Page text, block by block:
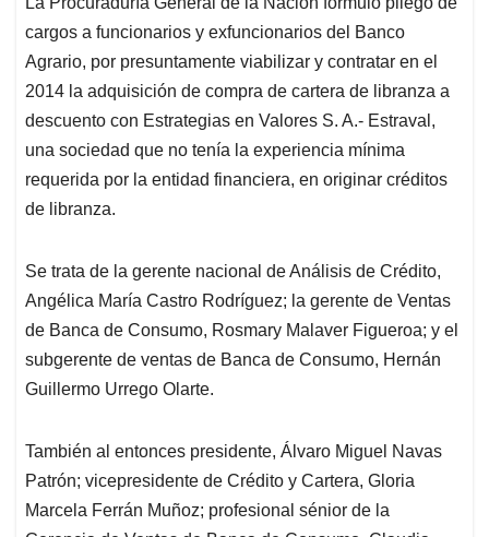
s
A
p
p
b
o
o
k
e
d
I
n
l
a
d
s
cargos a funcionarios y exfuncionarios del Banco
Agrario, por presuntamente viabilizar y contratar en el
2014 la adquisición de compra de cartera de libranza a
descuento con Estrategias en Valores S. A.- Estraval,
una sociedad que no tenía la experiencia mínima
requerida por la entidad financiera, en originar créditos
de libranza.
Se trata de la gerente nacional de Análisis de Crédito,
Angélica María Castro Rodríguez; la gerente de Ventas
de Banca de Consumo, Rosmary Malaver Figueroa; y el
subgerente de ventas de Banca de Consumo, Hernán
Guillermo Urrego Olarte.
También al entonces presidente, Álvaro Miguel Navas
Patrón; vicepresidente de Crédito y Cartera, Gloria
Marcela Ferrán Muñoz; profesional sénior de la